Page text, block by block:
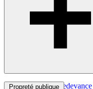
aux marchés publics
Reglement
et a leurs
Règlement-
Propreté publique